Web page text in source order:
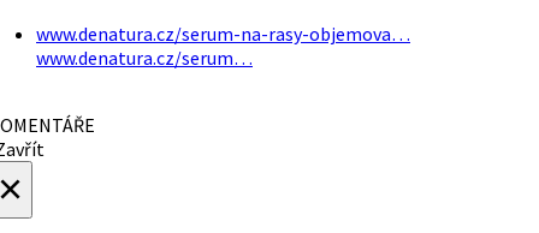
www.denatura.cz/serum-na-rasy-objemova…
www.denatura.cz/serum…